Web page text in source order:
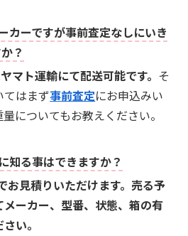
ーですが事前査定なしにいき
？
マト運輸にて配送可能です。 そ
てはまず事前査定にお申込みい
についてもお教えください。
知る事はできますか？
お見積りいただけます。売る予
ーカー、型番、状態、箱の有
い。